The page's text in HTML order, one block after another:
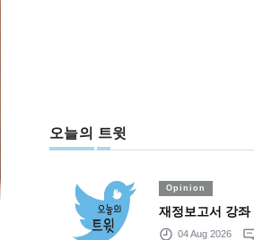
오늘의 트윗
Opinion
재정보고서 강좌
04 Aug 2026